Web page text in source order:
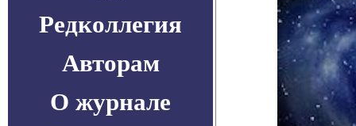
Редколлегия
Авторам
О журнале